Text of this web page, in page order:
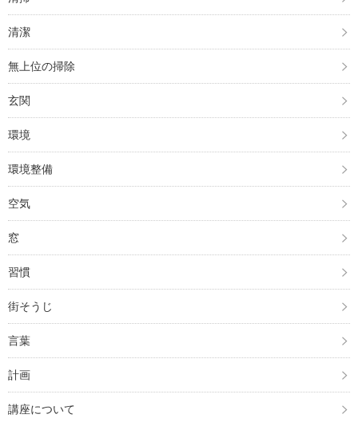
清潔
無上位の掃除
玄関
環境
環境整備
空気
窓
習慣
街そうじ
言葉
計画
講座について